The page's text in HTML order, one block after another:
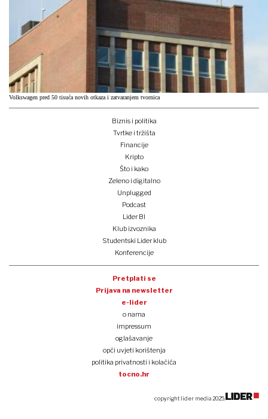
Volkswagen pred 50 tisuća novih otkaza i zatvaranjem tvornica
Biznis i politika
Tvrtke i tržišta
Financije
Kripto
Što i kako
Zeleno i digitalno
Unplugged
Podcast
Lider BI
Klub izvoznika
Studentski Lider klub
Konferencije
Pretplati se
Prijava na newsletter
e-lider
o nama
impressum
oglašavanje
opći uvjeti korištenja
politika privatnosti i kolačića
tocno.hr
copyright lider media 2025.